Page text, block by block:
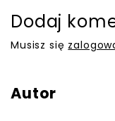
Dodaj
Musisz się
Autor